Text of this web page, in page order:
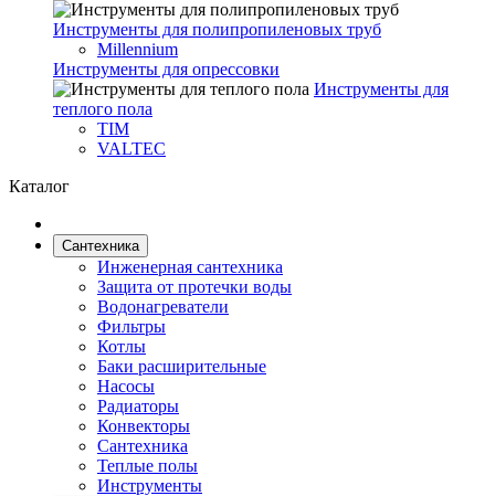
Инструменты для полипропиленовых труб
Millennium
Инструменты для опрессовки
Инструменты для
теплого пола
TIM
VALTEC
Каталог
Сантехника
Инженерная сантехника
Защита от протечки воды
Водонагреватели
Фильтры
Котлы
Баки расширительные
Насосы
Радиаторы
Конвекторы
Сантехника
Теплые полы
Инструменты